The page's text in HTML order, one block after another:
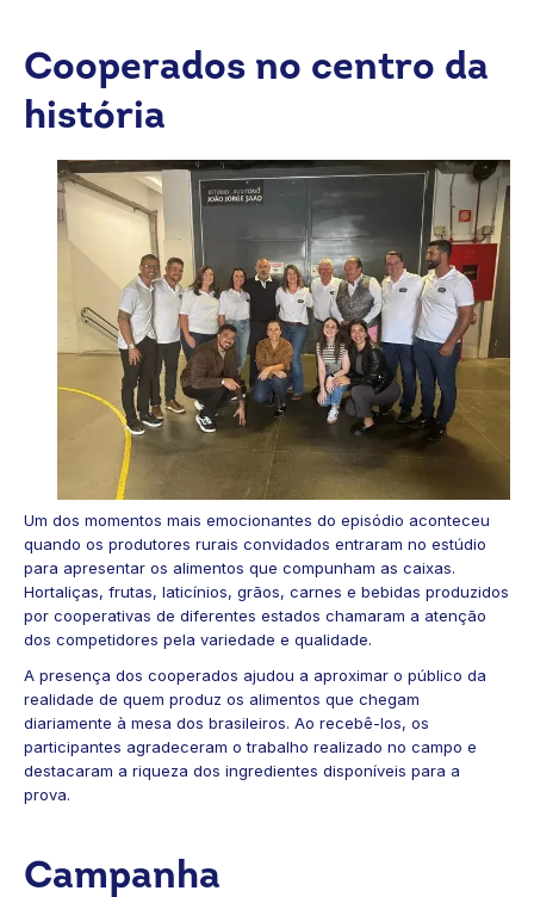
Cooperados no centro da
história
Um dos momentos mais emocionantes do episódio aconteceu
quando os produtores rurais convidados entraram no estúdio
para apresentar os alimentos que compunham as caixas.
Hortaliças, frutas, laticínios, grãos, carnes e bebidas produzidos
por cooperativas de diferentes estados chamaram a atenção
dos competidores pela variedade e qualidade.
A presença dos cooperados ajudou a aproximar o público da
realidade de quem produz os alimentos que chegam
diariamente à mesa dos brasileiros. Ao recebê-los, os
participantes agradeceram o trabalho realizado no campo e
destacaram a riqueza dos ingredientes disponíveis para a
prova.
Campanha